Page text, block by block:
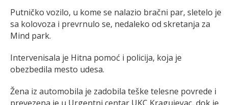
Putničko vozilo, u kome se nalazio bračni par, sletelo je
sa kolovoza i prevrnulo se, nedaleko od skretanja za
Mind park.
Intervenisala je Hitna pomoć i policija, koja je
obezbedila mesto udesa.
Žena iz automobila je zadobila teške telesne povrede i